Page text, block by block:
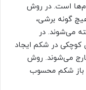
است. در روش
گونه برشی،
می‌شوند. در
کوچکی در شکم ایجاد
می‌شوند. روش
باز شکم محسوب